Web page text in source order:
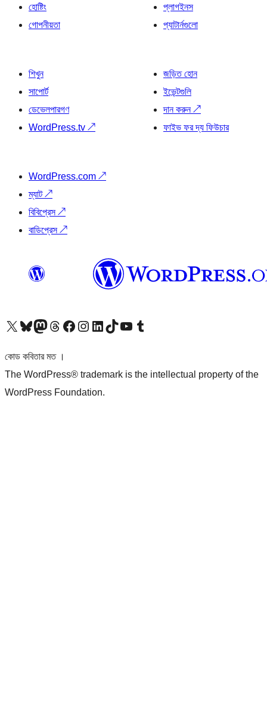
হোষ্টিং
গোপনীয়তা
প্লাগইনস
প্যাটার্নগুলো
শিখুন
সাপোর্ট
ডেভেলপারগণ
WordPress.tv ↗
জড়িত হোন
ইভেন্টগুলি
দান করুন↗
ফাইভ ফর দ্য ফিউচার
WordPress.com ↗
ম্যাট↗
বিবিপ্রেস↗
বাডিপ্রেস↗
আমাদের X (আগের টুইটার) অ্যাকাউন্টে যানআমাদের Bluesky অ্যাকাউন্টটি দেখুনআমাদের মাস্টোডন অ্যাকাউন্টটি দেখুনআমাদের থ্রেডস অ্যাকাউন্টটি দেখুনআমাদের ফেসবুক পেজ দেখুনআমাদের ইন্সটাগ্রাম অ্যাকাউন্ট দেখুনআমাদের লিঙ্কডইন অ্যাকাউন্টে যানআমাদের TikTok অ্যাকাউন্টটি দেখুনআমাদের ইউটিউব চ্যানেলে যান আমাদের টাম্বলার অ্যাকাউন্ট দেখুন
কোড কবিতার মত ।
The WordPress® trademark is the intellectual property of the
WordPress Foundation.